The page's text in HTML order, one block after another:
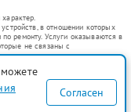
в отношении которых
ремонту. Услуги оказываются в
не связаны с
оборот в соответствии
услуг или введения
предоставляемых услугах по
Согласен